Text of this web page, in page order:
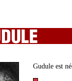
Gudule est